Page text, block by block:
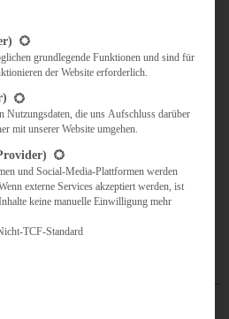
UNTERWEGS
UNTERWEGS
für die eine Einwilligung erteilt werden
grundlegende Funktionen und sind für
der Website erforderlich.
Nutzungsdaten, die uns Aufschluss darüber
mit unserer Website umgehen.
und Social-Media-Plattformen werden
externe Services akzeptiert werden, ist
keine manuelle Einwilligung mehr
TCF-Standard